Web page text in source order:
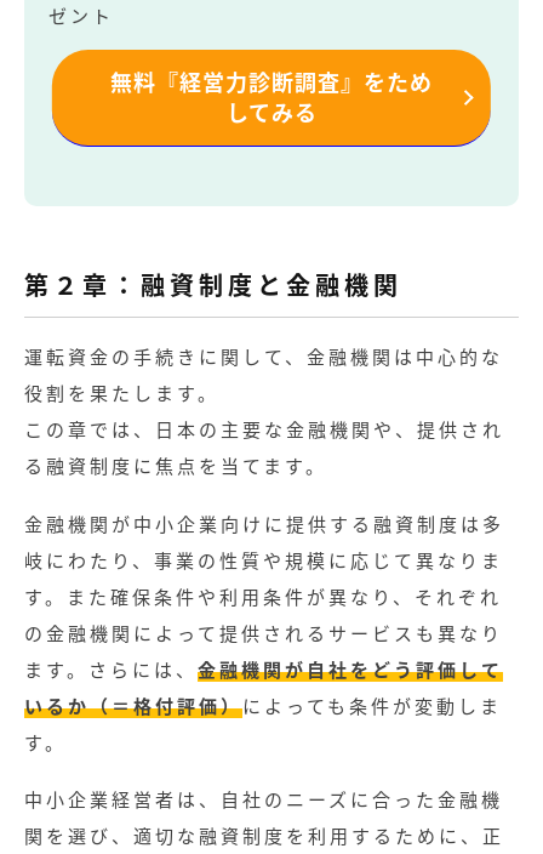
記事
ゼント
無料『経営力診断調査』をため
してみる
第２章：融資制度と金融機関
運転資金の手続きに関して、金融機関は中心的な
役割を果たします。
この章では、日本の主要な金融機関や、提供され
る融資制度に焦点を当てます。
金融機関が中小企業向けに提供する融資制度は多
岐にわたり、事業の性質や規模に応じて異なりま
す。また確保条件や利用条件が異なり、それぞれ
の金融機関によって提供されるサービスも異なり
ます。さらには、 金融機関が自社をどう評価して
いるか（＝格付評価）によっても条件が変動しま
す。
中小企業経営者は、自社のニーズに合った金融機
関を選び、適切な融資制度を利用するために、正